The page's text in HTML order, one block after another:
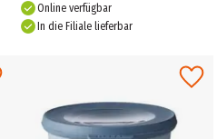
Online verfügbar
In die Filiale lieferbar